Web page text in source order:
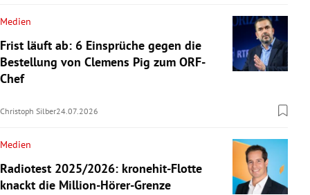
Medien
Frist läuft ab: 6 Einsprüche gegen die
Bestellung von Clemens Pig zum ORF-
Chef
Christoph Silber24.07.2026
Medien
Radiotest 2025/2026: kronehit-Flotte
knackt die Million-Hörer-Grenze